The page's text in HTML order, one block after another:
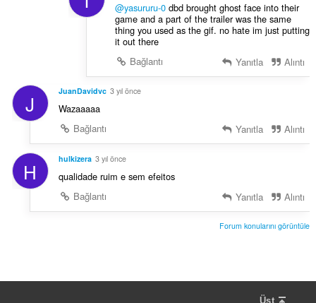
@yasururu-0dbd brought ghost face into their
game and a part of the trailer was the same
thing you used as the gif. no hate im just putting
it out there
Bağlantı
Yanıtla Alıntı
J JuanDavidvc 3 yıl önce
Wazaaaaa
Bağlantı
Yanıtla Alıntı
H hulkizera 3 yıl önce
qualidade ruim e sem efeitos
Bağlantı
Yanıtla Alıntı
Forum konularını görüntüle
Üst